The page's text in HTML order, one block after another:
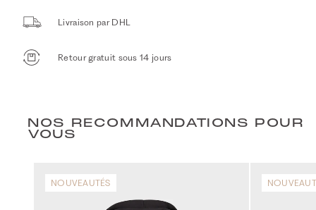
Livraison par DHL
Retour gratuit sous 14 jours
NOS RECOMMANDATIONS POUR
VOUS
NOUVEAUTÉS